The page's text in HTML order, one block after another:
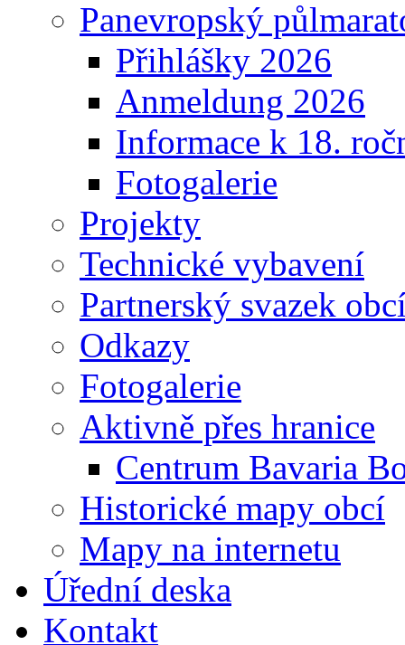
Panevropský
Přihlášky 2026
Anmeldung 2026
Informace k 18.
Fotogalerie
Projekty
Technické vybavení
Partnerský svazek
Odkazy
Fotogalerie
Aktivně přes hranice
Centrum Bavaria
Historické mapy obcí
Mapy na internetu
Úřední deska
Kontakt